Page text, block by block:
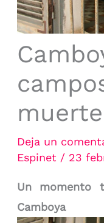
muerte
Deja un
Espinet / 23
Un momento
Camboya